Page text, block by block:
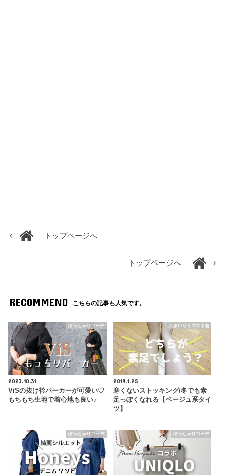
トップページへ
トップページへ
RECOMMEND こちらの記事も人気です。
ぽっちゃりコーデ
2023.10.31
ViSの抜け衿パーカーが可愛い♡
もちもち生地で着心地も良い♪
大きいサイズの下着
2019.1.25
寒くないストッキング/冬でも素
足っぽくなれる【ベージュ系タイ
ツ】
ぽっちゃりコーデ ぽっちゃりコーデ